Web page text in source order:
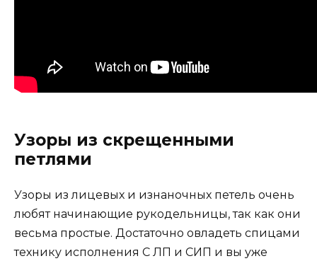
Узоры из скрещенными
петлями
Узоры из лицевых и изнаночных петель очень
любят начинающие рукодельницы, так как они
весьма простые. Достаточно овладеть спицами
технику исполнения С ЛП и СИП и вы уже